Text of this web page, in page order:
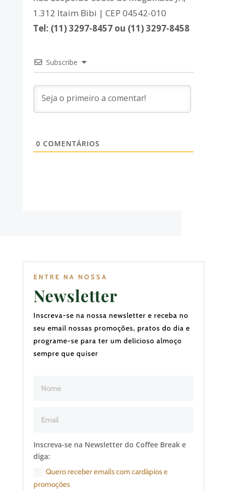
1.312 Itaim Bibi | CEP 04542-010
Tel: (11) 3297-8457 ou (11) 3297-8458
Subscribe
0 COMENTÁRIOS
ENTRE NA NOSSA
Newsletter
Inscreva-se na nossa newsletter e receba no
seu email nossas promoções, pratos do dia e
programe-se para ter um delicioso almoço
sempre que quiser
Inscreva-se na Newsletter do Coffee Break e
diga:
Quero receber emails com cardápios e
promoções